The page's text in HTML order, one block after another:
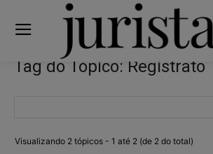
Tag do Tópico: Registrato
Visualizando 2 tópicos - 1 até 2 (de 2 do total)